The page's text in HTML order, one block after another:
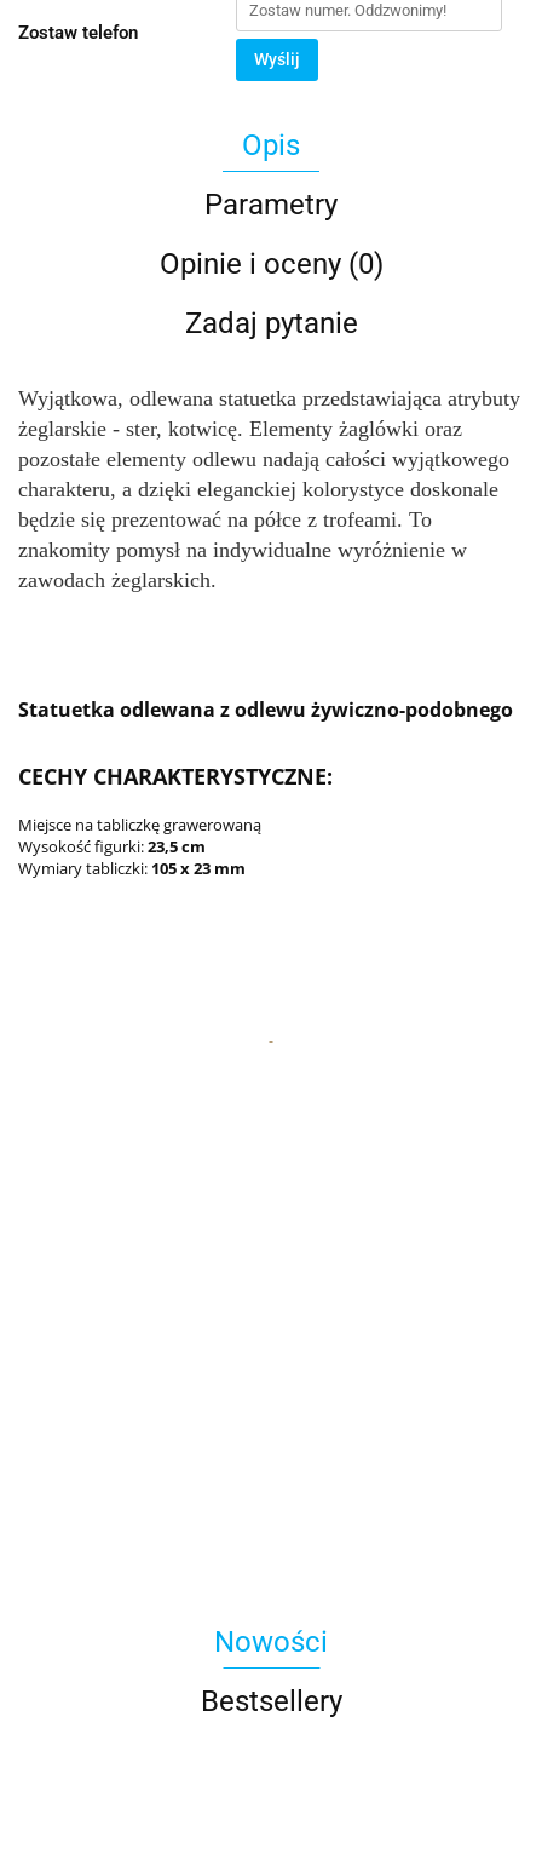
Zostaw telefon
Wyślij
Opis
Parametry
Opinie i oceny (0)
Zadaj pytanie
Wyjątkowa, odlewana statuetka przedstawiająca atrybuty
żeglarskie - ster, kotwicę. Elementy żaglówki oraz
pozostałe elementy odlewu nadają całości wyjątkowego
charakteru, a dzięki eleganckiej kolorystyce doskonale
będzie się prezentować na półce z trofeami. To
znakomity pomysł na indywidualne wyróżnienie w
zawodach żeglarskich.
Statuetka odlewana z odlewu żywiczno-podobnego
CECHY CHARAKTERYSTYCZNE:
Miejsce na tabliczkę grawerowaną
Wysokość figurki:23,5 cm
Wymiary tabliczki: 105 x 23 mm
Nowości
Bestsellery